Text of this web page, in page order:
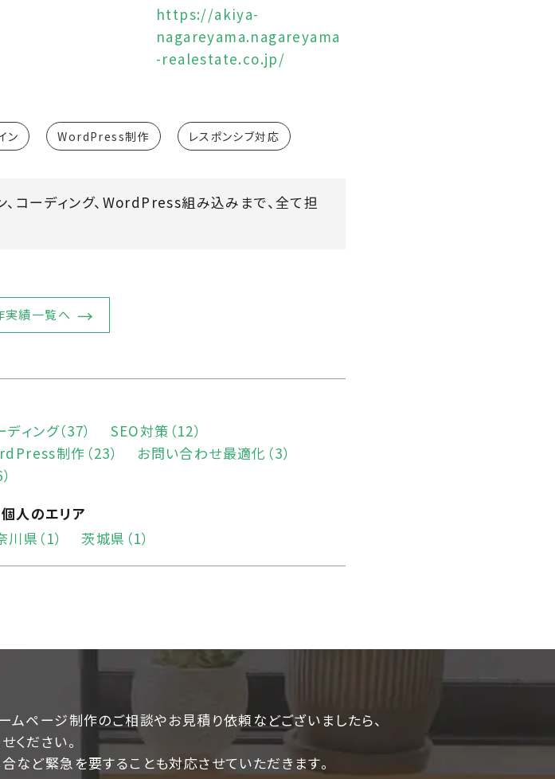
https://akiya-
nagareyama.nagareyama
-realestate.co.jp/
ン WordPress制作 レスポンシブ対応
コーディング、WordPress組み込みまで、全て担
績一覧へ
ィング（37）
SEO対策（12）
制作（23）
お問い合わせ最適化（3）
個人のエリア
川県（1） 茨城県（1）
ムページ制作のご相談やお見積り依頼などございましたら、
ください。
など緊急を要することも対応させていただきます。